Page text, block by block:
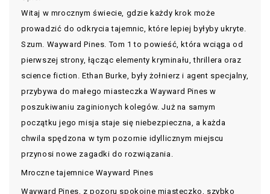
Witaj w mrocznym świecie, gdzie każdy krok może
prowadzić do odkrycia tajemnic, które lepiej byłyby ukryte.
Szum. Wayward Pines. Tom 1 to powieść, która wciąga od
pierwszej strony, łącząc elementy kryminału, thrillera oraz
science fiction. Ethan Burke, były żołnierz i agent specjalny,
przybywa do małego miasteczka Wayward Pines w
poszukiwaniu zaginionych kolegów. Już na samym
początku jego misja staje się niebezpieczna, a każda
chwila spędzona w tym pozornie idyllicznym miejscu
przynosi nowe zagadki do rozwiązania.
Mroczne tajemnice Wayward Pines
Wayward Pines, z pozoru spokojne miasteczko, szybko